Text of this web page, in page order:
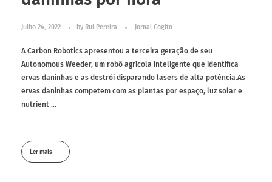
Julho 24, 2022 by Rui Pereira Jornal Cogito
A Carbon Robotics apresentou a terceira geração de seu
Autonomous Weeder, um robô agrícola inteligente que identifica
ervas daninhas e as destrói disparando lasers de alta potência.As
ervas daninhas competem com as plantas por espaço, luz solar e
nutrient ...
Ler mais